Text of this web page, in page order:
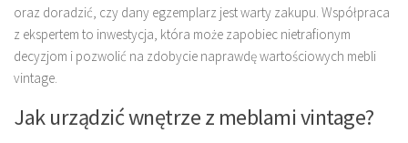
oraz doradzić, czy dany egzemplarz jest warty zakupu. Współpraca
z ekspertem to inwestycja, która może zapobiec nietrafionym
decyzjom i pozwolić na zdobycie naprawdę wartościowych mebli
vintage.
Jak urządzić wnętrze z meblami vintage?